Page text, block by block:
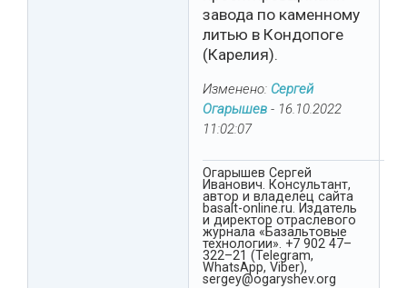
завода по каменному
литью в Кондопоге
(Карелия).
Изменено: Сергей
Огарышев - 16.10.2022
11:02:07
Огарышев Сергей
Иванович. Консультант,
автор и владелец сайта
basalt-online.ru. Издатель
и директор отраслевого
журнала «Базальтовые
технологии». +7 902 47–
322–21 (Telegram,
WhatsApp, Viber),
sergey@ogaryshev.org